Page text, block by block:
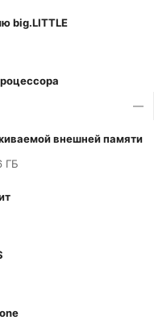
big.LITTLE
—
внешней памяти
ГБ